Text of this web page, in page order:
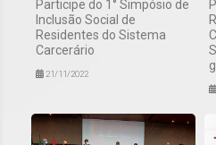
Participe do 1° Simpósio de
Inclusão Social de
Residentes do Sistema
Carcerário
21/11/2022